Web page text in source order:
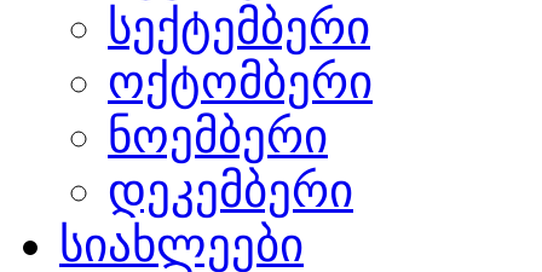
სექტემბერი
ოქტომბერი
ნოემბერი
დეკემბერი
სიახლეები